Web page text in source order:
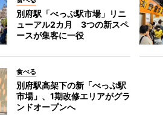
別府駅「べっぷ駅市場」リニ
ューアル2カ月 3つの新スペ
ースが集客に一役
食べる
別府駅高架下の新「べっぷ駅
市場」、1期改修エリアがグラ
ンドオープンへ